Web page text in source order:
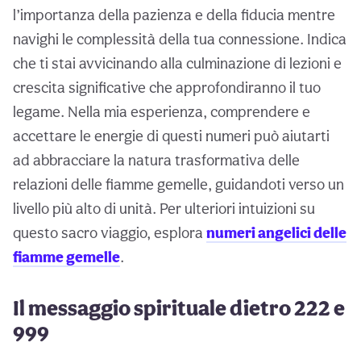
l’importanza della pazienza e della fiducia mentre
navighi le complessità della tua connessione. Indica
che ti stai avvicinando alla culminazione di lezioni e
crescita significative che approfondiranno il tuo
legame. Nella mia esperienza, comprendere e
accettare le energie di questi numeri può aiutarti
ad abbracciare la natura trasformativa delle
relazioni delle fiamme gemelle, guidandoti verso un
livello più alto di unità. Per ulteriori intuizioni su
questo sacro viaggio, esplora numeri angelici delle
fiamme gemelle.
Il messaggio spirituale dietro 222 e
999